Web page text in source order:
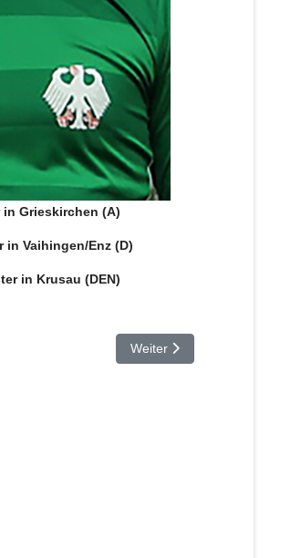
in Grieskirchen (A)
in Vaihingen/Enz (D)
in Krusau (DEN)
Nächster Beitrag:
Weiter